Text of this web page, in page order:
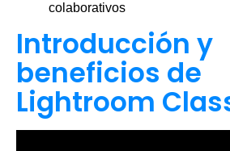
colaborativos
Introducción y
beneficios de
Lightroom